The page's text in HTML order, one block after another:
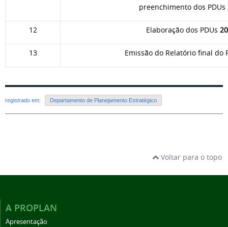
preenchimento dos PDUs
12 Elaboração dos PDUs
13 Emissão doRelatório final do
registrado em: Departamento de Planejamento Estratégico
Voltar para o topo
A PROPLAN
Apresentação